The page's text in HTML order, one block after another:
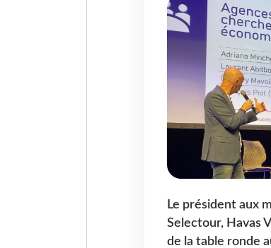
Le président aux
Selectour, Havas
de la table ronde